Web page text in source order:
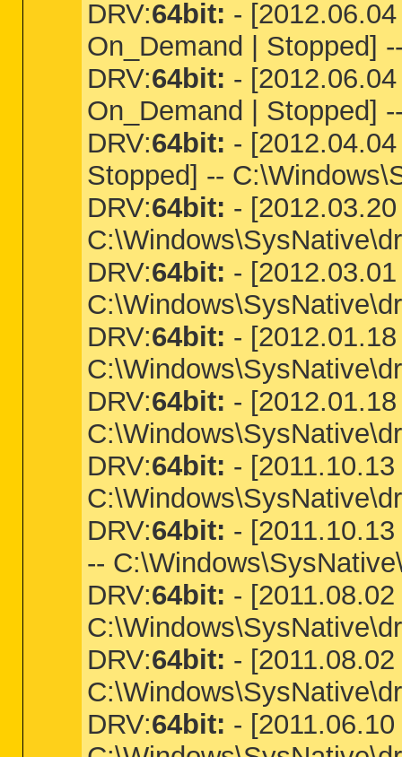
DRV:64bit: -
On_Demand | Stopped]
DRV:64bit: -
On_Demand | Stopped]
DRV:64bit: -
Stopped] --
DRV:64bit: -
DRV:64bit: -
DRV:64bit: -
DRV:64bit: -
DRV:64bit: -
DRV:64bit: -
--
DRV:64bit: -
DRV:64bit: -
DRV:64bit: -